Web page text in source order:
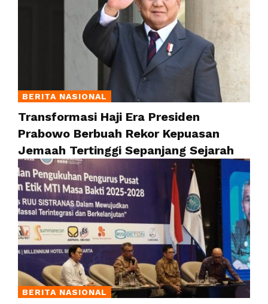
BERITA NASIONAL
Transformasi Haji Era Presiden
Prabowo Berbuah Rekor Kepuasan
Jemaah Tertinggi Sepanjang Sejarah
BERITA NASIONAL